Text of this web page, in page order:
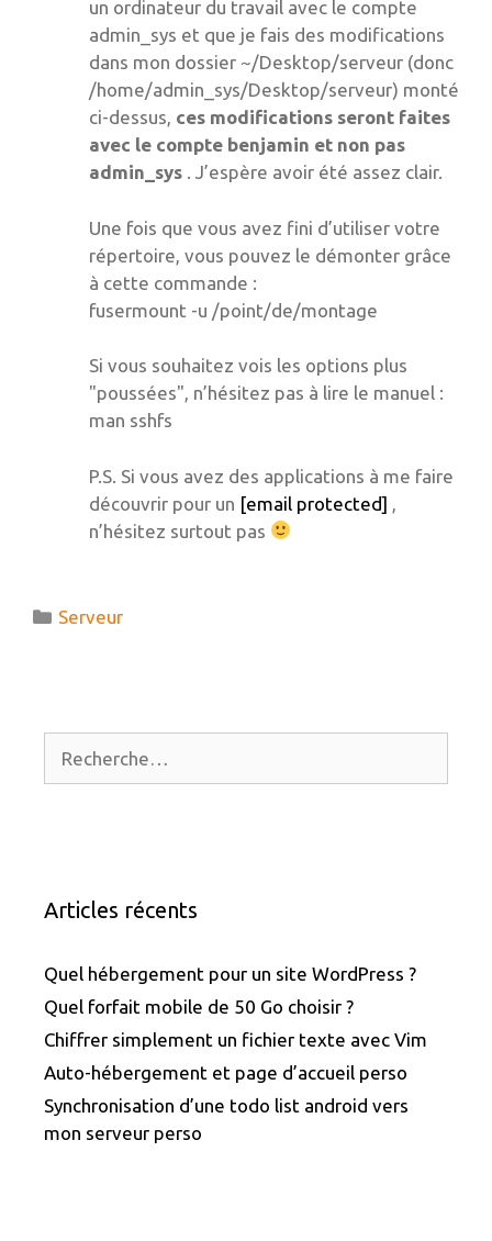
un ordinateur du travail avec le compte
admin_sys et que je fais des modifications
dans mon dossier ~/Desktop/serveur (donc
/home/admin_sys/Desktop/serveur) monté
ci-dessus, ces modifications seront faites
avec le compte benjamin et non pas
admin_sys . J’espère avoir été assez clair.
Une fois que vous avez fini d’utiliser votre
répertoire, vous pouvez le démonter grâce
à cette commande :
fusermount -u /point/de/montage
Si vous souhaitez vois les options plus
"poussées", n’hésitez pas à lire le manuel :
man sshfs
P.S. Si vous avez des applications à me faire
découvrir pour un [email protected]
n’hésitez surtout pas
Catégories
Serveur
Articles récents
Quel hébergement pour un site WordPress ?
Quel forfait mobile de 50 Go choisir ?
Chiffrer simplement un fichier texte avec Vim
Auto-hébergement et page d’accueil perso
Synchronisation d’une todo list android vers
mon serveur perso